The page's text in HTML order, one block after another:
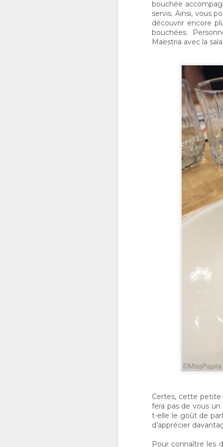
bouchée
servis. Ainsi, vous
découvrir encore
bouchées.
Maestria avec la
Certes, cette petite
fera pas de vous
t-elle le goût de
d’apprécier
Pour connaître les